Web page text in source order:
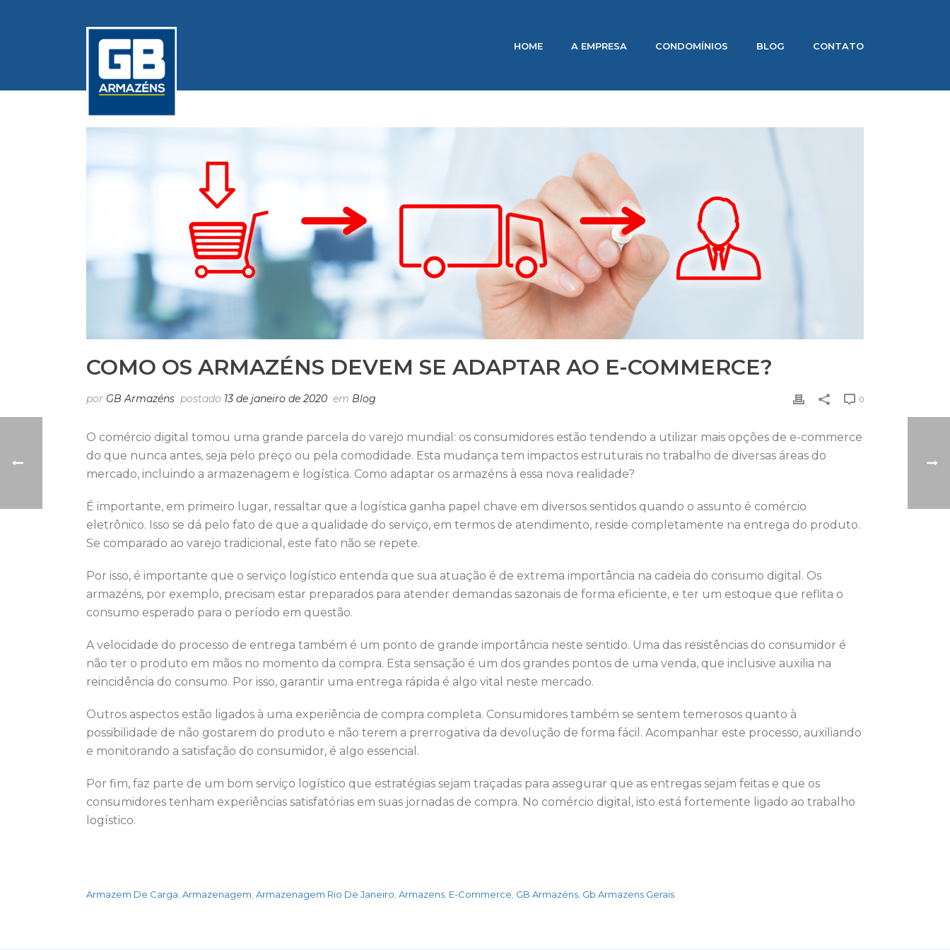
HOME A EMPRESA CONDOMÍNIOS BLOG CONTATO
COMO OS ARMAZÉNS DEVEM SE ADAPTAR AO E-COMMERCE?
por GB Armazéns postado 13 de janeiro de 2020 em Blog 0
O comércio digital tomou uma grande parcela do varejo mundial: os consumidores estão tendendo a utilizar mais opções de e-commerce
do que nunca antes, seja pelo preço ou pela comodidade. Esta mudança tem impactos estruturais no trabalho de diversas áreas do
mercado, incluindo a armazenagem e logística. Como adaptar os armazéns à essa nova realidade?
É importante, em primeiro lugar, ressaltar que a logística ganha papel chave em diversos sentidos quando o assunto é comércio
eletrônico. Isso se dá pelo fato de que a qualidade do serviço, em termos de atendimento, reside completamente na entrega do produto.
Se comparado ao varejo tradicional, este fato não se repete.
Por isso, é importante que o serviço logístico entenda que sua atuação é de extrema importância na cadeia do consumo digital. Os
armazéns, por exemplo, precisam estar preparados para atender demandas sazonais de forma eficiente, e ter um estoque que reflita o
consumo esperado para o período em questão.
A velocidade do processo de entrega também é um ponto de grande importância neste sentido. Uma das resistências do consumidor é
não ter o produto em mãos no momento da compra. Esta sensação é um dos grandes pontos de uma venda, que inclusive auxilia na
reincidência do consumo. Por isso, garantir uma entrega rápida é algo vital neste mercado.
Outros aspectos estão ligados à uma experiência de compra completa. Consumidores também se sentem temerosos quanto à
possibilidade de não gostarem do produto e não terem a prerrogativa da devolução de forma fácil. Acompanhar este processo, auxiliando
e monitorando a satisfação do consumidor, é algo essencial.
Por fim, faz parte de um bom serviço logístico que estratégias sejam traçadas para assegurar que as entregas sejam feitas e que os
consumidores tenham experiências satisfatórias em suas jornadas de compra. No comércio digital, isto está fortemente ligado ao trabalho
logístico.
Armazem De Carga, Armazenagem, Armazenagem Rio De Janeiro, Armazens, E-Commerce, GB Armazéns, Gb Armazens Gerais